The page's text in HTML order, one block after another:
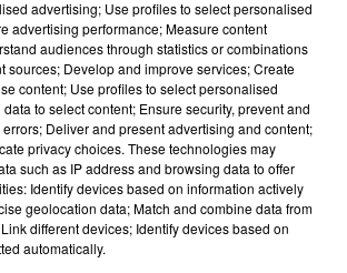
plébiscitée par les internautes :
de la Loire, les villes proches du littoral
l’objet d’une recherche intensive, comme
sur-Yon. La qualité de vie, mais aussi le
advertising; Use profiles to select personalised
advertising performance; Measure content
audiences through statistics or combinations
sources; Develop and improve services; Create
content; Use profiles to select personalised
to select content; Ensure security, prevent and
Deliver and present advertising and content;
privacy choices. These technologies may
such as IP address and browsing data to offer
Identify devices based on information actively
geolocation data; Match and combine data from
different devices; Identify devices based on
automatically.